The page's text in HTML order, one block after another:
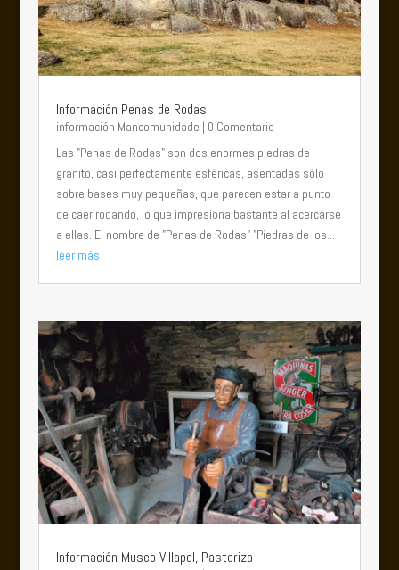
Información Penas de Rodas
información Mancomunidade | 0 Comentario
Las "Penas de Rodas" son dos enormes piedras de
granito, casi perfectamente esféricas, asentadas sólo
sobre bases muy pequeñas, que parecen estar a punto
de caer rodando, lo que impresiona bastante al acercarse
a ellas. El nombre de "Penas de Rodas" "Piedras de los...
leer más
Información Museo Villapol, Pastoriza